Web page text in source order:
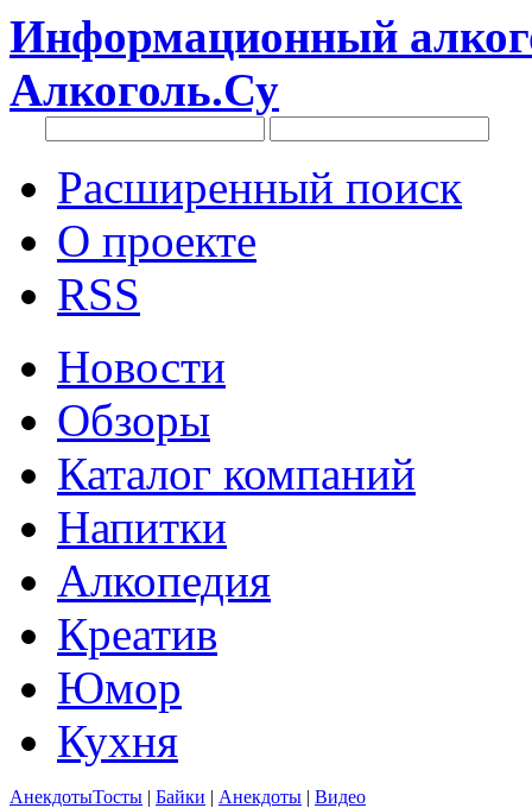
Информационный
Алкоголь.Су
Расширенный поиск
О проекте
RSS
Новости
Обзоры
Каталог компаний
Напитки
Алкопедия
Креатив
Юмор
Кухня
АнекдотыТосты | Байки | Анекдоты | Видео